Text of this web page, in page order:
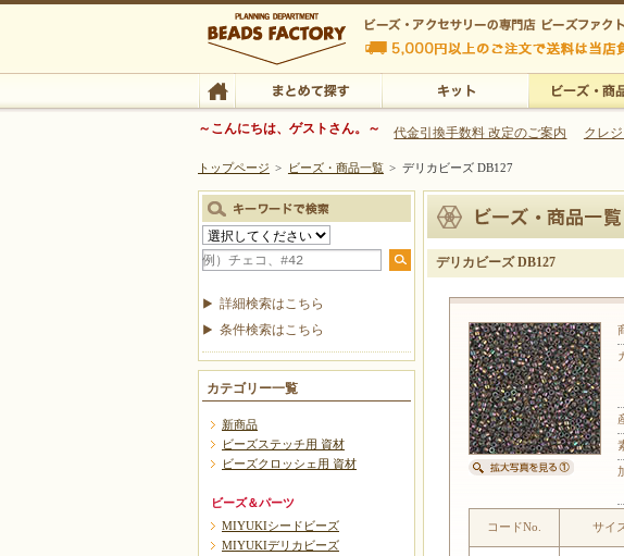
ビーズファクトリー ビーズ・パーツ・金具など・アクセサリーの専門店
ビーズ・アクセサリーの専門店 ビーズファ
ビーズ・アクセサリーの専門店 ビーズファクトリー 5,000円以上のご注
TOP まとめて探す
～こんにちは、ゲストさん。～ 代金引換手数料 改定のご案内 クレ
トップページ > ビーズ・商品一覧 > デリカビーズ DB127
デリカビーズ DB127
コードNo. サイ
詳細検索はこちら
条件検索はこちら
カテゴリー一覧
新商品
ビーズステッチ用 資材
ビーズクロッシェ用 資材
ビーズ＆パーツ
MIYUKIシードビーズ
MIYUKIデリカビーズ